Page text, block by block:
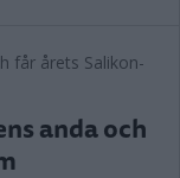
anda och